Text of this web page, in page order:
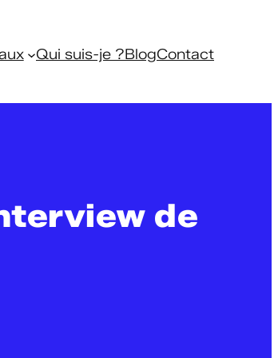
Qui suis-je ?BlogContact
de